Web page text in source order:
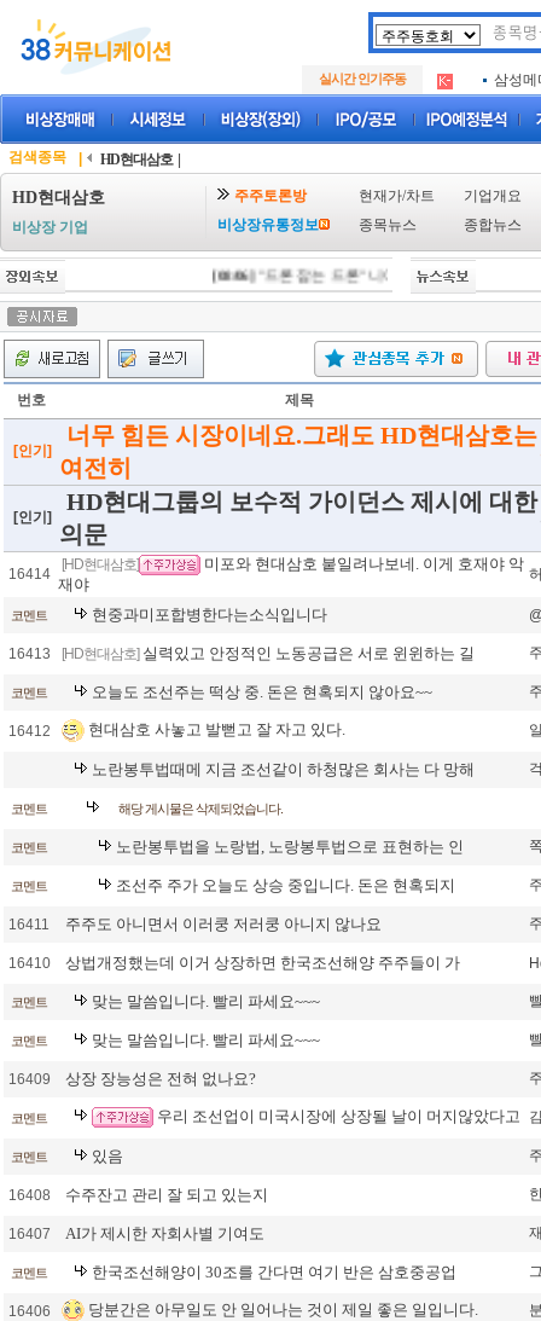
실시간 인기주동
.
아크로
삼성메
.
아크로
.
아하
검색종목 HD현대삼호|
HD현대삼호
비상장 기업
주주토론방 현재가/차트
기업개요
비상장유통정보
종목뉴스 종합뉴스
[08/06]"드론 잡는 드론" 니어스랩, IPO 시동 "2029년
번호 제목
[인기]
너무 힘든 시장이네요.그래도 HD현대삼호는
여전히
[인기]
HD현대그룹의 보수적 가이던스 제시에 대한
의문
16414
[HD현대삼호]
미포와 현대삼호 붙일려나보네. 이게 호재야 악
재야
코멘트 현중과미포합병한다는소식입니다
16413 [HD현대삼호] 실력있고 안정적인 노동공급은 서로 윈윈하는 길
코멘트 오늘도 조선주는 떡상 중. 돈은 현혹되지 않아요~~
16412 현대삼호 사놓고 발뻗고 잘 자고 있다.
노란봉투법때메 지금 조선같이 하청많은 회사는 다 망해
코멘트 해당 게시물은 삭제되었습니다.
코멘트 노란봉투법을 노랑법, 노랑봉투법으로 표현하는 인
코멘트 조선주 주가 오늘도 상승 중입니다. 돈은 현혹되지
16411 주주도 아니면서 이러쿵 저러쿵 아니지 않나요
16410 상법개정했는데 이거 상장하면 한국조선해양 주주들이 가
코멘트 맞는 말씀입니다. 빨리 파세요~~~
코멘트 맞는 말씀입니다. 빨리 파세요~~~
16409 상장 장능성은 전혀 없나요?
코멘트 우리 조선업이 미국시장에 상장될 날이 머지않았다고
코멘트 있음
16408 수주잔고 관리 잘 되고 있는지
16407 AI가 제시한 자회사별 기여도
코멘트 한국조선해양이 30조를 간다면 여기 반은 삼호중공업
16406 당분간은 아무일도 안 일어나는 것이 제일 좋은 일입니다.